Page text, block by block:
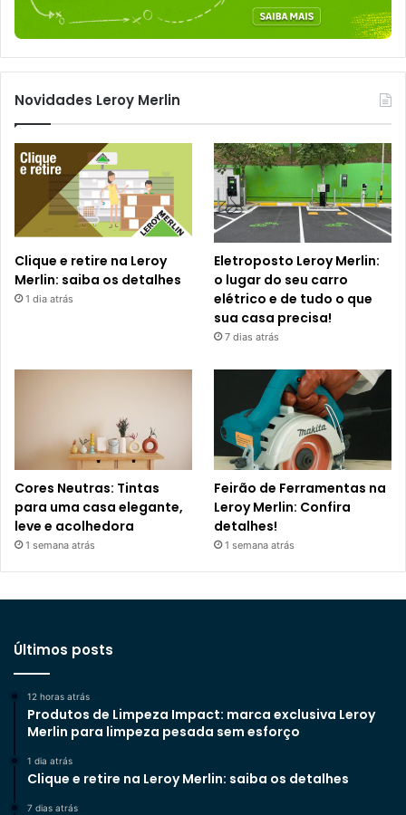
Novidades Leroy Merlin
Clique e retire na Leroy
Merlin: saiba os detalhes
1 dia atrás
Eletroposto Leroy Merlin:
o lugar do seu carro
elétrico e de tudo o que
sua casa precisa!
7 dias atrás
Cores Neutras: Tintas
para uma casa elegante,
leve e acolhedora
1 semana atrás
Feirão de Ferramentas na
Leroy Merlin: Confira
detalhes!
1 semana atrás
Últimos posts
12 horas atrás
Produtos de Limpeza Impact: marca exclusiva Leroy
Merlin para limpeza pesada sem esforço
1 dia atrás
Clique e retire na Leroy Merlin: saiba os detalhes
7 dias atrás